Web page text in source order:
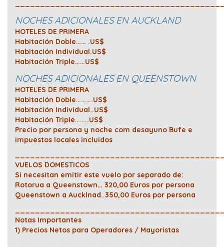
NOCHES ADICIONALES EN AUCKLAND
HOTELES DE PRIMERA
Habitación Doble…… .US$
Habitación Individual.US$
Habitación Triple……US$
NOCHES ADICIONALES EN QUEENSTOWN
HOTELES DE PRIMERA
Habitación Doble……….US$
Habitación Individual..US$
Habitación Triple……..US$
Precio por persona y noche com desayuno Bufe e
impuestos locales incluidos
VUELOS DOMESTICOS
Si necesitan emitir este vuelo por separado de:
Rotorua a Queenstown… 320,00 Euros por persona
Queenstown a Aucklnad..350,00 Euros por persona
Notas Importantes
1) Precios Netos para Operadores / Mayoristas